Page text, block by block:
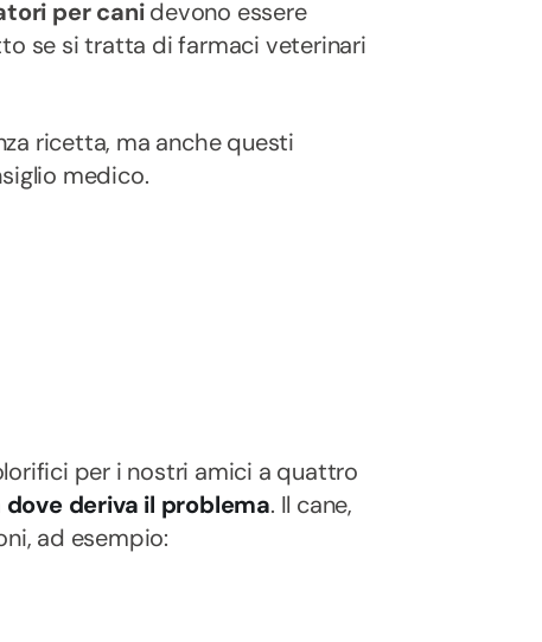
per canidevono essere
se si tratta di farmaci veterinari
ricetta, ma anche questi
medico.
per i nostri amici a quattro
deriva il problema. Il cane,
ad esempio: